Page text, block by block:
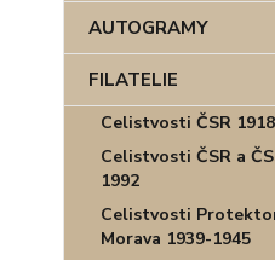
AUTOGRAMY
FILATELIE
Celistvosti ČSR
Celistvosti ČSR a
1992
Celistvosti
Morava 1939-1945